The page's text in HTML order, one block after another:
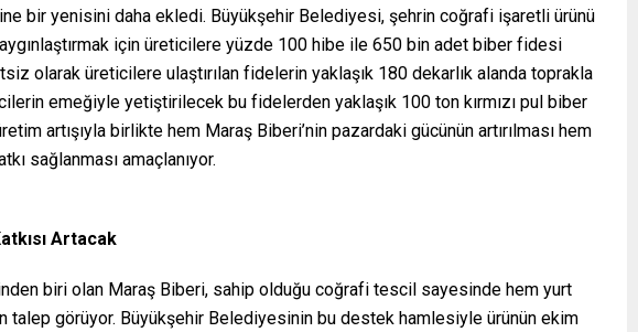
bir yenisini daha ekledi. Büyükşehir Belediyesi, şehrin coğrafi işaretli ürünü
için üreticilere yüzde 100 hibe ile 650 bin adet biber fidesi
olarak üreticilere ulaştırılan fidelerin yaklaşık 180 dekarlık alanda toprakla
emeğiyle yetiştirilecek bu fidelerden yaklaşık 100 ton kırmızı pul biber
artışıyla birlikte hem Maraş Biberi’nin pazardaki gücünün artırılması hem
sağlanması amaçlanıyor.
Artacak
biri olan Maraş Biberi, sahip olduğu coğrafi tescil sayesinde hem yurt
talep görüyor. Büyükşehir Belediyesinin bu destek hamlesiyle ürünün ekim